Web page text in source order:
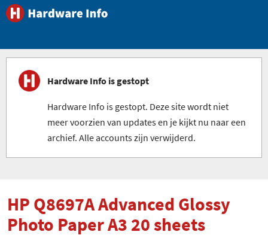
Hardware Info is gestopt
Hardware Info is gestopt. Deze site wordt niet
meer voorzien van updates en je kijkt nu naar een
archief. Alle accounts zijn verwijderd.
HP Q8697A Advanced Glossy
Photo Paper A3 20 sheets